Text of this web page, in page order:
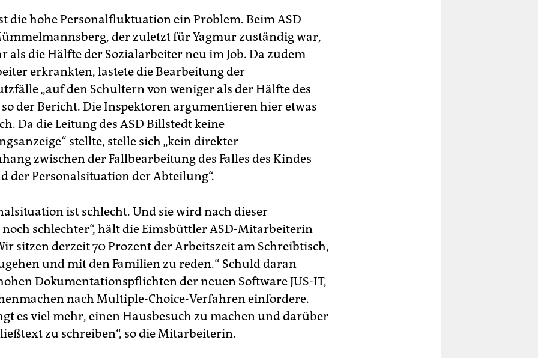
die hohe Personalfluktuation ein Problem. Beim ASD
der zuletzt für Yagmur zuständig war,
als die Hälfte der Sozialarbeiter neu im Job. Da zudem
erkrankten, lastete die Bearbeitung der
„auf den Schultern von weniger als der Hälfte des
so der Bericht. Die Inspektoren argumentieren hier etwas
Da die Leitung des ASD Billstedt keine
stellte, stelle sich „kein direkter
zwischen der Fallbearbeitung des Falles des Kindes
der Personalsituation der Abteilung“.
ist schlecht. Und sie wird nach dieser
schlechter“, hält die Eimsbüttler ASD-Mitarbeiterin
sitzen derzeit 70 Prozent der Arbeitszeit am Schreibtisch,
und mit den Familien zu reden.“ Schuld daran
Dokumentationspflichten der neuen Software JUS-IT,
nach Multiple-Choice-Verfahren einfordere.
es viel mehr, einen Hausbesuch zu machen und darüber
zu schreiben“, so die Mitarbeiterin.